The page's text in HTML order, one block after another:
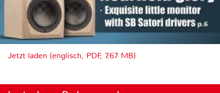
Jetzt laden (englisch, PDF, 7.67 MB)